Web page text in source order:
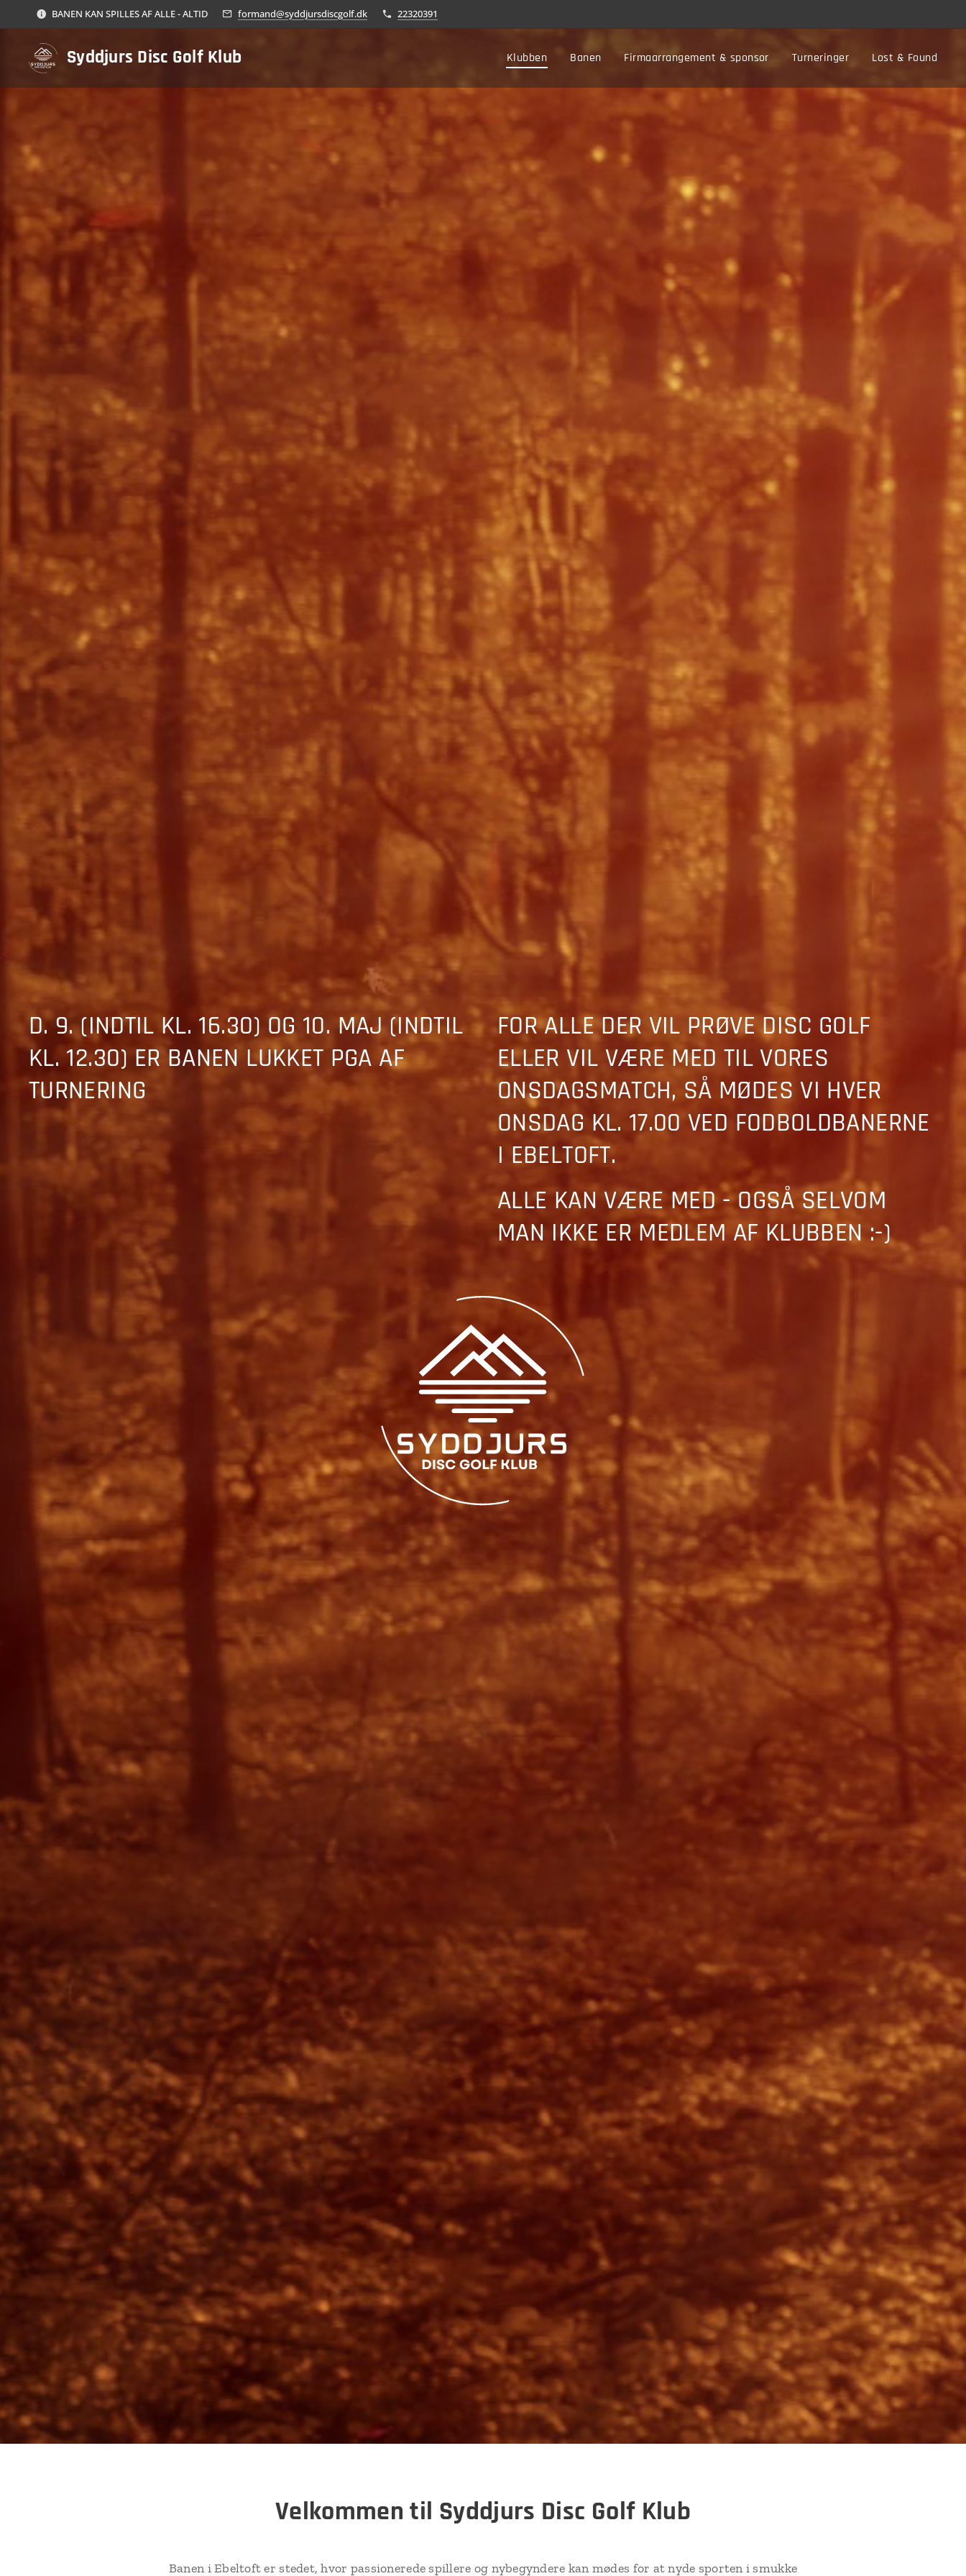
BANEN KAN SPILLES AF ALLE - ALTID formand@syddjursdiscgolf.dk 22320391
Syddjurs Disc Golf Klub Klubben Banen Firmaarrangement & sponsor Turneringer Lost & Found
D. 9. (INDTIL KL. 16.30) OG 10. MAJ (INDTIL
KL. 12.30) ER BANEN LUKKET PGA AF
TURNERING
FOR ALLE DER VIL PRØVE DISC GOLF
ELLER VIL VÆRE MED TIL VORES
ONSDAGSMATCH, SÅ MØDES VI HVER
ONSDAG KL. 17.00 VED FODBOLDBANERNE
I EBELTOFT.
ALLE KAN VÆRE MED - OGSÅ SELVOM
MAN IKKE ER MEDLEM AF KLUBBEN :-)
Velkommen til Syddjurs Disc Golf Klub
Banen i Ebeltoft er stedet, hvor passionerede spillere og nybegyndere kan mødes for at nyde sporten i smukke